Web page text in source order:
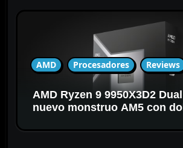
AMD Procesadores Reviews
AMD Ryzen 9 9950X3D2
nuevo monstruo AM5 con